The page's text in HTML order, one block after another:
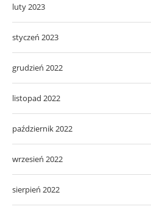
luty 2023
styczeń 2023
grudzień 2022
listopad 2022
październik 2022
wrzesień 2022
sierpień 2022